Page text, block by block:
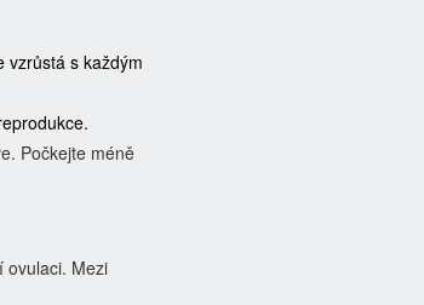
vzrůstá s každým
Počkejte méně
ovulaci. Mezi